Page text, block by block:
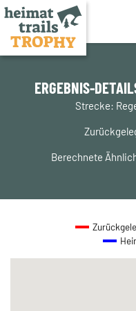
Zum
springenERGEBNIS-
Strecke:
Berechnete